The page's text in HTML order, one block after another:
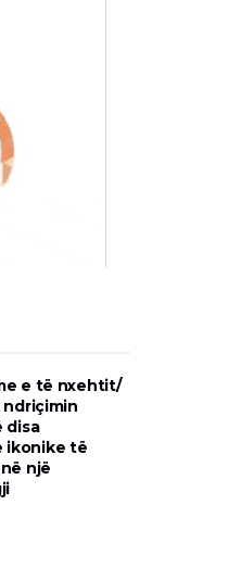
e të nxehtit/
ndriçimin
disa
ikonike të
një